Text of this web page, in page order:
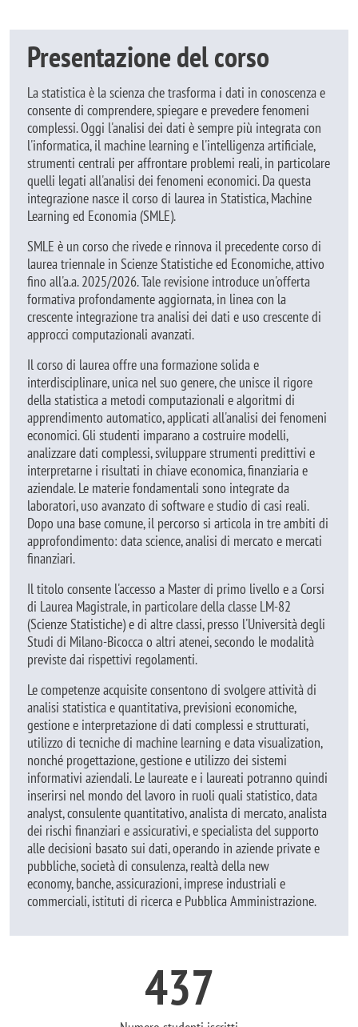
Presentazione del corso
La statistica è la scienza che trasforma i dati in conoscenza e
consente di comprendere, spiegare e prevedere fenomeni
complessi. Oggi l'analisi dei dati è sempre più integrata con
l'informatica, il machine learning e l'intelligenza artificiale,
strumenti centrali per affrontare problemi reali, in particolare
quelli legati all'analisi dei fenomeni economici. Da questa
integrazione nasce il corso di laurea in Statistica, Machine
Learning ed Economia (SMLE).
SMLE è un corso che rivede e rinnova il precedente corso di
laurea triennale in Scienze Statistiche ed Economiche, attivo
fino all'a.a. 2025/2026. Tale revisione introduce un'offerta
formativa profondamente aggiornata, in linea con la
crescente integrazione tra analisi dei dati e uso crescente di
approcci computazionali avanzati.
Il corso di laurea offre una formazione solida e
interdisciplinare, unica nel suo genere, che unisce il rigore
della statistica a metodi computazionali e algoritmi di
apprendimento automatico, applicati all'analisi dei fenomeni
economici. Gli studenti imparano a costruire modelli,
analizzare dati complessi, sviluppare strumenti predittivi e
interpretarne i risultati in chiave economica, finanziaria e
aziendale. Le materie fondamentali sono integrate da
laboratori, uso avanzato di software e studio di casi reali.
Dopo una base comune, il percorso si articola in tre ambiti di
approfondimento: data science, analisi di mercato e mercati
finanziari.
Il titolo consente l'accesso a Master di primo livello e a Corsi
di Laurea Magistrale, in particolare della classe LM-82
(Scienze Statistiche) e di altre classi, presso l'Università degli
Studi di Milano-Bicocca o altri atenei, secondo le modalità
previste dai rispettivi regolamenti.
Le competenze acquisite consentono di svolgere attività di
analisi statistica e quantitativa, previsioni economiche,
gestione e interpretazione di dati complessi e strutturati,
utilizzo di tecniche di machine learning e data visualization,
nonché progettazione, gestione e utilizzo dei sistemi
informativi aziendali. Le laureate e i laureati potranno quindi
inserirsi nel mondo del lavoro in ruoli quali statistico, data
analyst, consulente quantitativo, analista di mercato, analista
dei rischi finanziari e assicurativi, e specialista del supporto
alle decisioni basato sui dati, operando in aziende private e
pubbliche,società di consulenza,realtà della new
economy,banche, assicurazioni, imprese industriali e
commerciali, istituti di ricerca e Pubblica Amministrazione.
437